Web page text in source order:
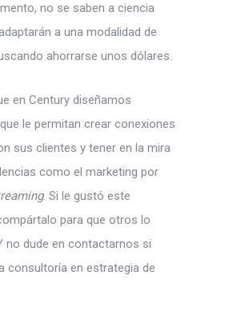
no se saben a ciencia
a una modalidad de
ahorrarse unos dólares.
en Century diseñamos
le permitan crear conexiones
sus clientes y tener en la mira
como el marketing por
. Si le gustó este
para que otros lo
no dude en contactarnos si
consultoría en estrategia de